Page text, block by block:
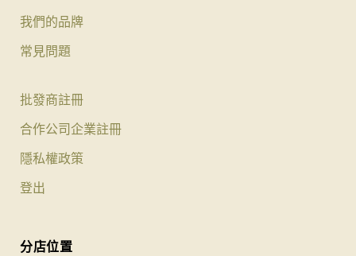
我們的品牌
常見問題
批發商註冊
合作公司企業註冊
隱私權政策
登出
分店位置